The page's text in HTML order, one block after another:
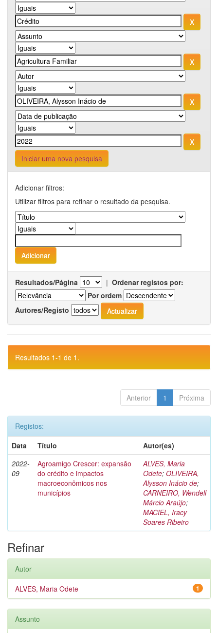
Iniciar uma nova pesquisa
Adicionar filtros:
Utilizar filtros para refinar o resultado da pesquisa.
Resultados/Página | Ordenar registos por:
Por ordem
Autores/Registo
Resultados 1-1 de 1.
Anterior 1 Próxima
Registos:
Data
Título
Autor(es)
2022-
09
Agroamigo Crescer: expansão
do crédito e impactos
macroeconômicos nos
municípios
ALVES, Maria
Odete; OLIVEIRA,
Alysson Inácio de;
CARNEIRO, Wendell
Márcio Araújo;
MACIEL, Iracy
Soares Ribeiro
Refinar
Autor
1
ALVES, Maria Odete
Assunto